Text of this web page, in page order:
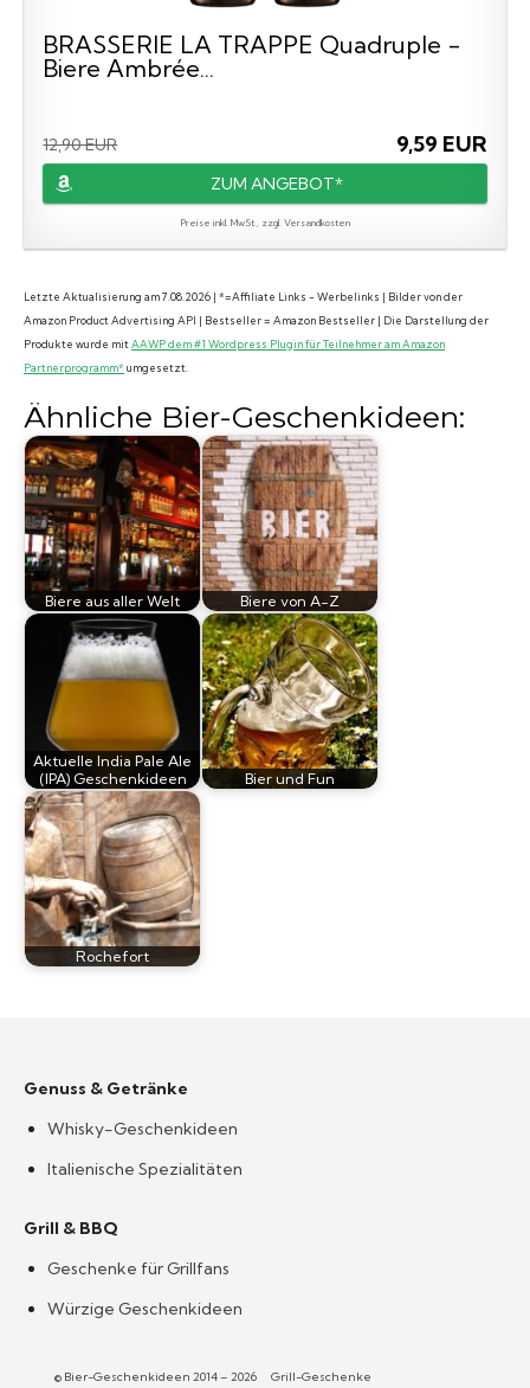
BRASSERIE LA TRAPPE Quadruple -
Biere Ambrée...
12,90 EUR 9,59 EUR
ZUM ANGEBOT*
Preise inkl. MwSt., zzgl. Versandkosten
Letzte Aktualisierung am 7.08.2026 | *=Affiliate Links - Werbelinks | Bilder von der
Amazon Product Advertising API | Bestseller = Amazon Bestseller | Die Darstellung der
Produkte wurde mitAAWP dem #1 Wordpress Plugin für Teilnehmer am Amazon
Partnerprogramm* umgesetzt.
Ähnliche Bier-Geschenkideen:
Biere aus aller Welt Biere von A-Z
Aktuelle India Pale Ale
(IPA) Geschenkideen
Bier und Fun
Rochefort
Genuss & Getränke
Whisky-Geschenkideen
Italienische Spezialitäten
Grill & BBQ
Geschenke für Grillfans
Würzige Geschenkideen
© Bier-Geschenkideen 2014 – 2026 Grill-Geschenke